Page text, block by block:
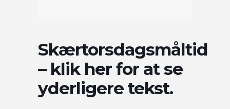
Skærtorsdagsmåltid
– klik her for at se
yderligere tekst.